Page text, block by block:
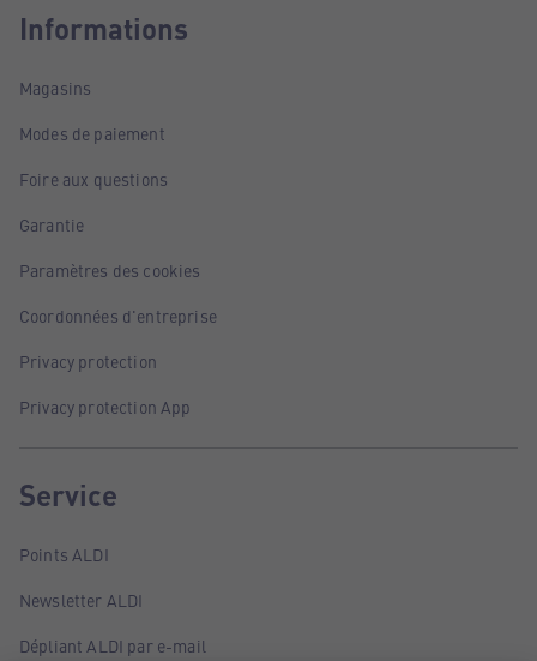
Informations
Magasins
Modes de paiement
Foire aux questions
Garantie
Paramètres des cookies
Coordonnées d'entreprise
Privacy protection
Privacy protection App
Service
Points ALDI
Newsletter ALDI
Dépliant ALDI par e-mail